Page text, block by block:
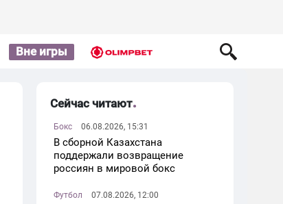
Вне игры
Сейчас читают
Бокс 06.08.2026, 15:31
В сборной Казахстана
поддержали возвращение
россиян в мировой бокс
Футбол 07.08.2026, 12:00